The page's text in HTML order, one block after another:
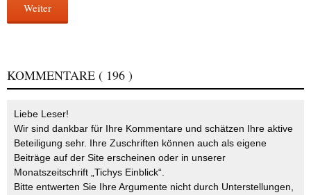
Weiter
KOMMENTARE ( 196 )
Liebe Leser!
Wir sind dankbar für Ihre Kommentare und schätzen Ihre aktive
Beteiligung sehr. Ihre Zuschriften können auch als eigene
Beiträge auf der Site erscheinen oder in unserer
Monatszeitschrift „Tichys Einblick“.
Bitte entwerten Sie Ihre Argumente nicht durch Unterstellungen,